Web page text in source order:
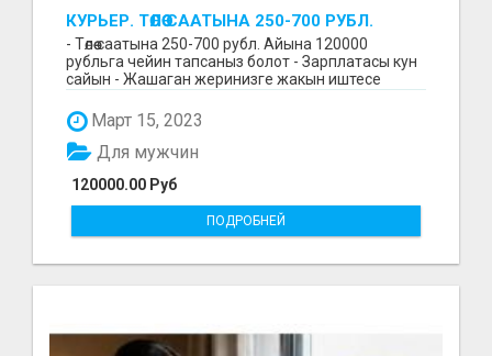
КУРЬЕР. ТӨЛӨӨ СААТЫНА 250-700 РУБЛ.
ЖУМУШ ГРАФИГИ СВОБОДНЫЙ. БЕЗ
ОПЫТА АЛАБЫЗ. ҮЙДҮН ЖАНЫНДА.
- Төлөө саатына 250-700 рубл. Айына 120000
рубльга чейин тапсаныз болот - Зарплатасы кун
сайын - Жашаган жеринизге жакын иштесе
Март 15, 2023
120000.00 Руб
Для мужчин
ПОДРОБНЕЙ